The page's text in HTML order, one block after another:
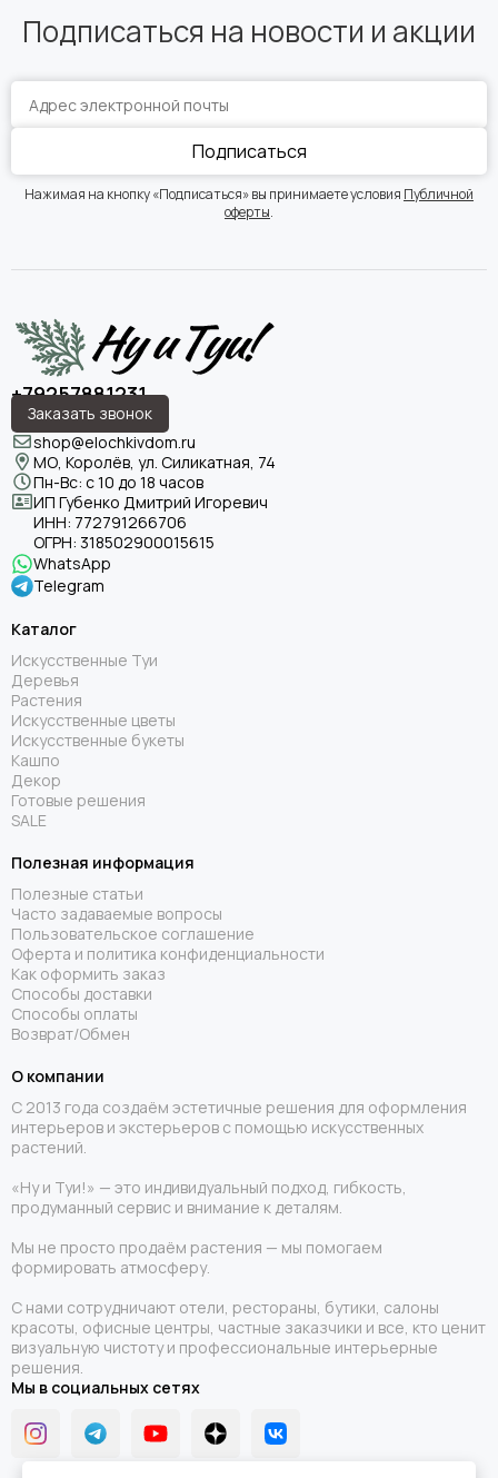
Подписаться на новости и акции
Подписаться
Нажимая на кнопку «Подписаться» вы принимаете условия Публичной
оферты.
+79257881231
Заказать звонок
shop@elochkivdom.ru
МО, Королёв, ул. Силикатная, 74
Пн-Вс: с 10 до 18 часов
ИП Губенко Дмитрий Игоревич
ИНН: 772791266706
ОГРН: 318502900015615
WhatsApp
Telegram
Каталог
Искусственные Туи
Деревья
Растения
Искусственные цветы
Искусственные букеты
Кашпо
Декор
Готовые решения
SALE
Полезная информация
Полезные статьи
Часто задаваемые вопросы
Пользовательское соглашение
Оферта и политика конфиденциальности
Как оформить заказ
Способы доставки
Способы оплаты
Возврат/Обмен
О компании
С 2013 года создаём эстетичные решения для оформления
интерьеров и экстерьеров с помощью искусственных
растений.
«Ну и Туи!» — это индивидуальный подход, гибкость,
продуманный сервис и внимание к деталям.
Мы не просто продаём растения — мы помогаем
формировать атмосферу.
С нами сотрудничают отели, рестораны, бутики, салоны
красоты, офисные центры, частные заказчики и все, кто ценит
визуальную чистоту и профессиональные интерьерные
решения.
Мы в социальных сетях